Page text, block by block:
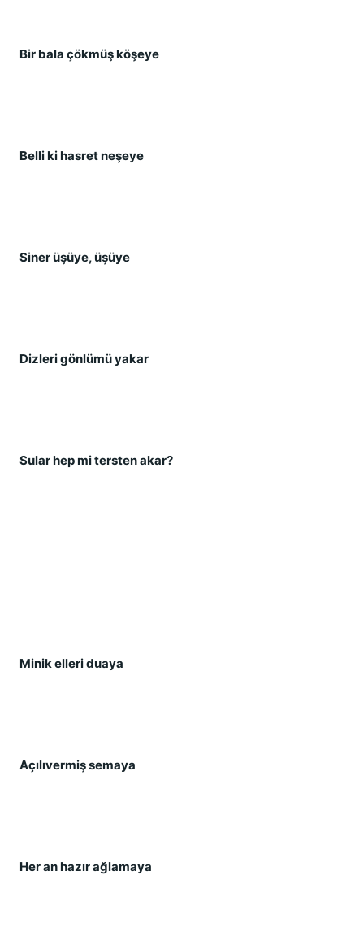
Bir bala çökmüş köşeye
Belli ki hasret neşeye
Siner üşüye, üşüye
Dizleri gönlümü yakar
Sular hep mi tersten akar?
Minik elleri duaya
Açılıvermiş semaya
Her an hazır ağlamaya